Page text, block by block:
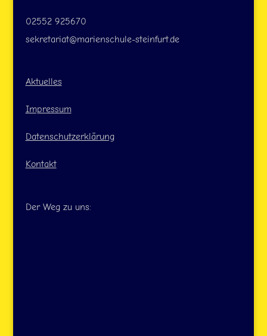
02552 925670
sekretariat@marienschule-steinfurt.de
Aktuelles
Impressum
Datenschutzerklärung
Kontakt
Der Weg zu uns: